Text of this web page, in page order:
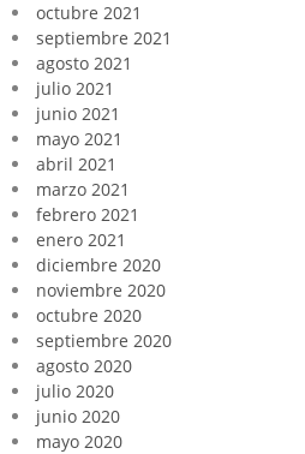
octubre 2021
septiembre 2021
agosto 2021
julio 2021
junio 2021
mayo 2021
abril 2021
marzo 2021
febrero 2021
enero 2021
diciembre 2020
noviembre 2020
octubre 2020
septiembre 2020
agosto 2020
julio 2020
junio 2020
mayo 2020